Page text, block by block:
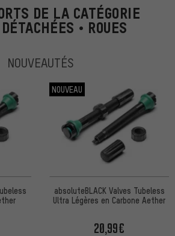
DE LA CATÉGORIE
• ROUES
NOUVEAUTÉS
NOUVEAU
absoluteBLACK Valves Tubeless
Ultra Légères en Carbone Aether
20,99€